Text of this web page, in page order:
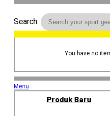
Search:
You have no
Menu
Produk Baru